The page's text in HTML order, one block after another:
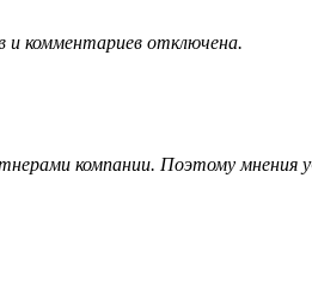
и комментариев отключена.
компании. Поэтому мнения